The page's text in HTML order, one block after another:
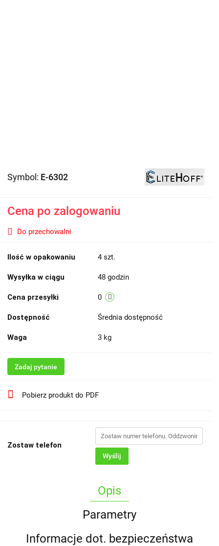
Symbol: E-6302
Cena po zalogowaniu
Do przechowalni
Ilość w opakowaniu 4 szt.
Wysyłka w ciągu 48 godzin
Cena przesyłki 0
Dostępność Średnia dostępność
Waga 3 kg
Zadaj pytanie
Pobierz produkt do PDF
Zostaw telefon
Wyślij
Opis
Parametry
Informacje dot. bezpieczeństwa